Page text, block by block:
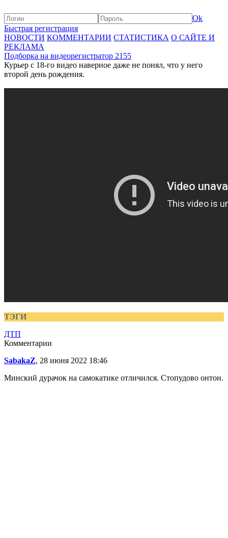
Ok
Быстрая регистрация
НОВОСТИ КОММЕНТАРИИ СТАТИСТИКА О САЙТЕ И
РЕКЛАМА
Подборка на видеорегистратор 2155
Курьер с 18-го видео наверное даже не понял, что у него
второй день рождения.
ТЭГИ
ДТП
Комментарии
SabakaZ, 28 июня 2022 18:46
Минский дурачок на самокатике отличился. Стопудово онтон.